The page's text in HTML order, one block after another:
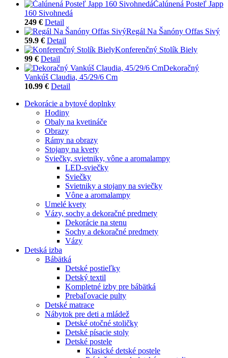
Čalúnená Posteľ Japp
160 Sivohnedá
249 € Detail
Regál Na Šanóny Offas Sivý
59.9 € Detail
Konferenčný Stolík Biely
99 € Detail
Dekoračný
Vankúš Claudia, 45/29/6 Cm
10.99 € Detail
Dekorácie a bytové doplnky
Hodiny
Obaly na kvetináče
Obrazy
Rámy na obrazy
Stojany na kvety
Sviečky, svietniky, vône a aromalampy
LED-sviečky
Sviečky
Svietniky a stojany na sviečky
Vône a aromalampy
Umelé kvety
Vázy, sochy a dekoračné predmety
Dekorácie na stenu
Sochy a dekoračné predmety
Vázy
Detská izba
Bábätká
Detské postieľky
Detský textil
Kompletné izby pre bábätká
Prebaľovacie pulty
Detské matrace
Nábytok pre deti a mládež
Detské otočné stoličky
Detské písacie stoly
Detské postele
Klasické detské postele